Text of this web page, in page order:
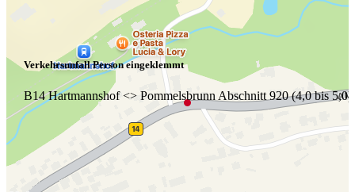
Verkehrsunfall Person eingeklemmt
B14 Hartmannshof <> Pommelsbrunn Abschnitt 920 (4,0 bis 5,0)